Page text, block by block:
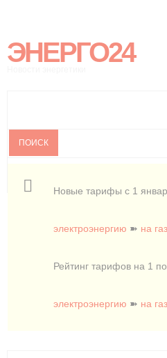
ЭНЕРГО24
Новые тарифы с 1
электроэнергию ➽ на газ
Рейтинг тарифов на 1
электроэнергию ➽ на газ
ПОИСК